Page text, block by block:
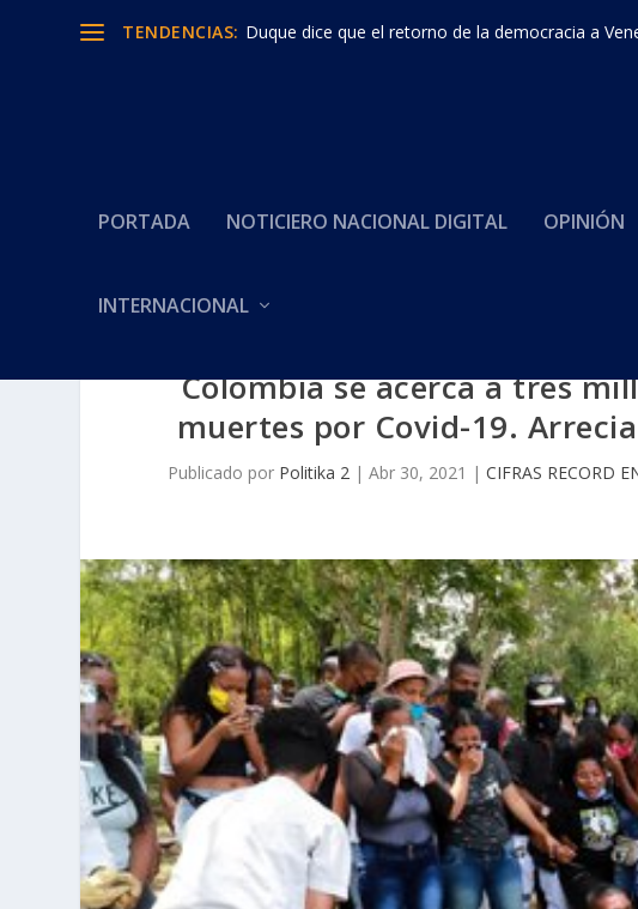
TENDENCIAS: Duque dice que el retorno de la democracia a
PORTADA NOTICIERO NACIONAL DIGITAL OPINIÓN
INTERNACIONAL
Colombia se acerca a tres
muertes por Covid-19.
Publicado por Politika 2| Abr 30, 2021 | CIFRAS RECORD